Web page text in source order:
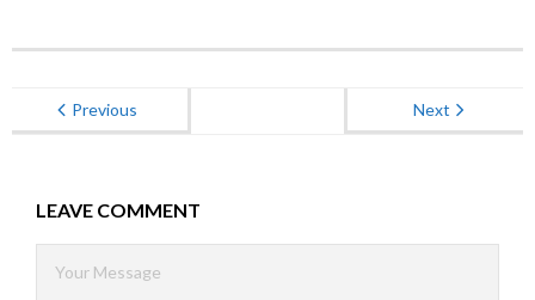
Previous Next
LEAVE COMMENT